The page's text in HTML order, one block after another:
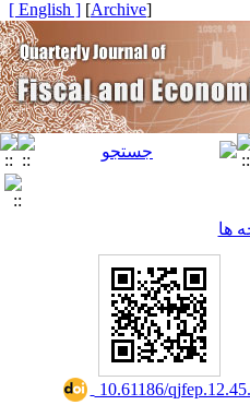
[
Archive
]
[ English ]
ها
10.61186/